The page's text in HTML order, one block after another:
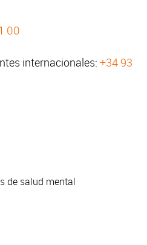
00
internacionales: +34 93
de salud mental